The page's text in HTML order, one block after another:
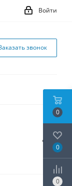
Войти
звонок
0
0
0